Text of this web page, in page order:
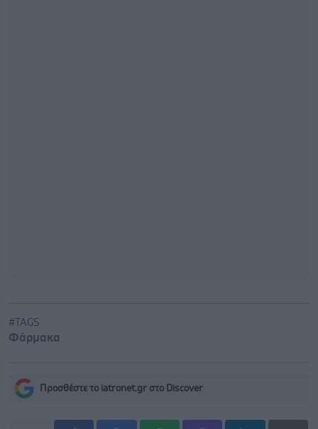
#TAGS
Φάρμακα
Προσθέστε το iatronet.gr στο Discover